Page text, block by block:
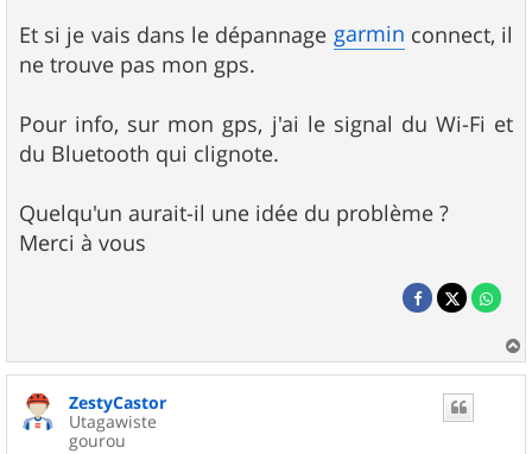
Et si je vais dans le dépannage garmin connect, il
ne trouve pas mon gps.
Pour info, sur mon gps, j'ai le signal du Wi-Fi et
du Bluetooth qui clignote.
Quelqu'un aurait-il une idée du problème ?
Merci à vous
a
ZestyCastor
Utagawiste
gourou